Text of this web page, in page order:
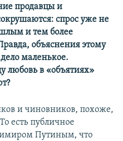
продавцы и
спрос уже не
и тем более
объяснения этому
маленькое.
любовь в «объятиях»
и чиновников, похоже,
есть публичное
Путиным, что